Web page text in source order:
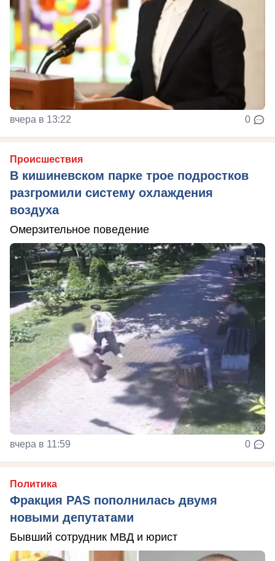
вчера в 13:22 0
Происшествия
В кишиневском парке трое подростков
разгромили систему охлаждения
воздуха
Омерзительное поведение
вчера в 11:59 0
Политика
Фракция PAS пополнилась двумя
новыми депутатами
Бывший сотрудник МВД и юрист